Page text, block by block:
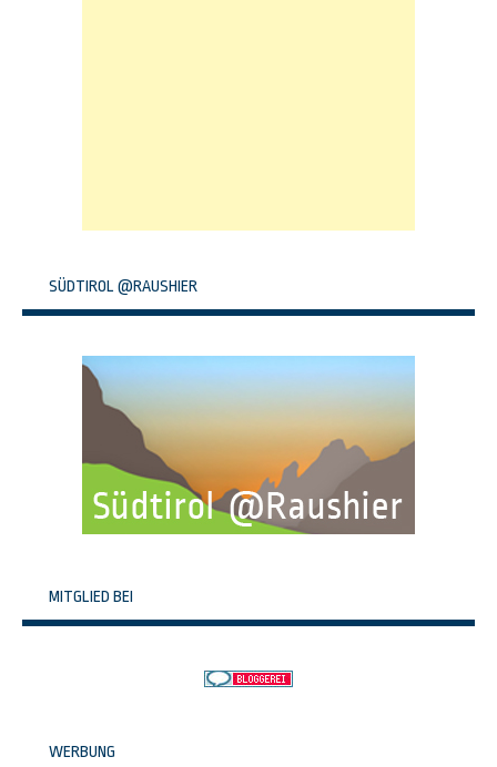
SÜDTIROL @RAUSHIER
MITGLIED BEI
WERBUNG